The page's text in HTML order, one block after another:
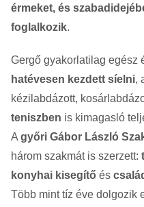
érmeket, és
foglalkozik.
Gergő gyakorlatilag egész
hatévesen kezdett síelni,
kézilabdázott,
teniszben is kimagasló
A győri Gábor László
három szakmát is szerzett:
konyhai kisegítő és
Több mint tíz éve dolgozik